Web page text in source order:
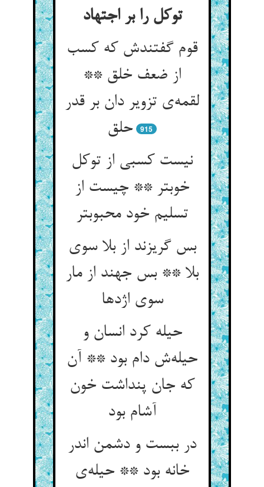
توکل را بر اجتهاد
قوم گفتندش که کسب
از ضعف خلق **
لقمه‌‌ی تزویر دان بر قدر
915
نیست کسبی از توکل
خوبتر ** چیست از
تسلیم خود محبوبتر
بس گریزند از بلا سوی
بلا ** بس جهند از مار
سوی اژدها
حیله کرد انسان و
حیله‌‌ش دام بود ** آن
که جان پنداشت خون
آشام بود
در ببست و دشمن اندر
خانه بود ** حیله‌‌ی